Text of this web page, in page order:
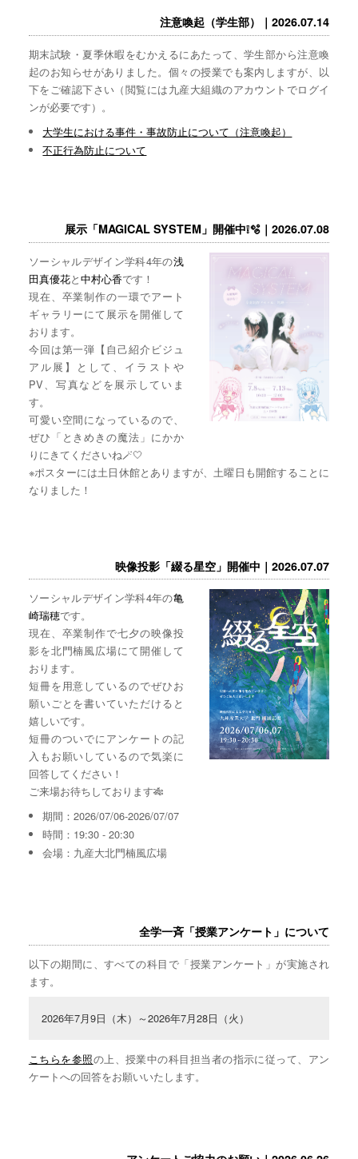
注意喚起（学生部）｜2026.07.14
期末試験・夏季休暇をむかえるにあたって、学生部から注意喚
起のお知らせがありました。個々の授業でも案内しますが、以
下をご確認下さい（閲覧には九産大組織のアカウントでログイ
ンが必要です）。
大学生における事件・事故防止について（注意喚起）
不正行為防止について
展示「MAGICAL SYSTEM」開催中❕🫧｜2026.07.08
ソーシャルデザイン学科4年の浅
田真優花と中村心香です！
現在、卒業制作の一環でアート
ギャラリーにて展示を開催して
おります。
今回は第一弾【自己紹介ビジュ
アル展】として、イラストや
PV、写真などを展示していま
す。
可愛い空間になっているので、
ぜひ「ときめきの魔法」にかか
りにきてくださいね🪄🤍
※ポスターには土日休館とありますが、土曜日も開館することに
なりました！
映像投影「綴る星空」開催中｜2026.07.07
ソーシャルデザイン学科4年の亀
崎瑞穂です。
現在、卒業制作で七夕の映像投
影を北門楠風広場にて開催して
おります。
短冊を用意しているのでぜひお
願いごとを書いていただけると
嬉しいです。
短冊のついでにアンケートの記
入もお願いしているので気楽に
回答してください！
ご来場お待ちしております🎋
期間：2026/07/06-2026/07/07
時間：19:30 - 20:30
会場：九産大北門楠風広場
全学一斉「授業アンケート」について
以下の期間に、すべての科目で「授業アンケート」が実施され
ます。
2026年7月9日（木）～2026年7月28日（火）
こちらを参照の上、授業中の科目担当者の指示に従って、アン
ケートへの回答をお願いいたします。